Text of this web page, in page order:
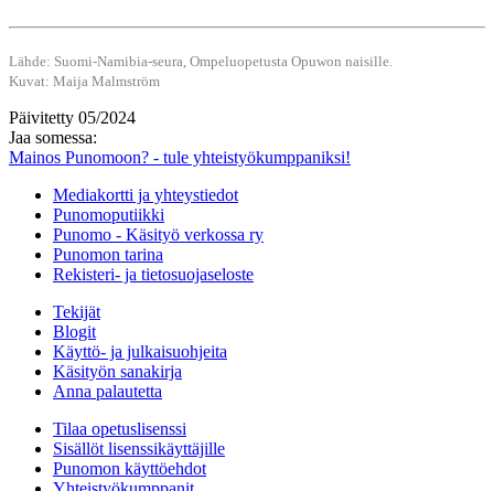
Lähde: Suomi-Namibia-seura, Ompeluopetusta Opuwon naisille.
Kuvat: Maija Malmström
Päivitetty 05/2024
Jaa somessa:
Mainos Punomoon? - tule yhteistyökumppaniksi!
Mediakortti ja yhteystiedot
Punomoputiikki
Punomo - Käsityö verkossa ry
Punomon tarina
Rekisteri- ja tietosuojaseloste
Tekijät
Blogit
Käyttö- ja julkaisuohjeita
Käsityön sanakirja
Anna palautetta
Tilaa opetuslisenssi
Sisällöt lisenssikäyttäjille
Punomon käyttöehdot